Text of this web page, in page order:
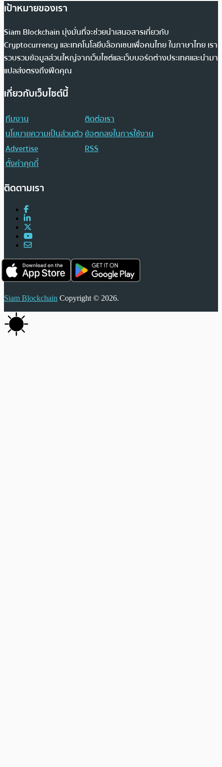
เป้าหมายของเรา
Siam Blockchain มุ่งมั่นที่จะช่วยนำเสนอสารเกี่ยวกับ
Cryptocurrency และเทคโนโลยีบล็อกเชนเพื่อคนไทย ในภาษาไทย เรา
รวบรวมข้อมูลส่วนใหญ่จากเว็บไซต์และเว็บบอร์ดต่างประเทศและนำมา
แปลส่งตรงถึงฟีดคุณ
เกี่ยวกับเว็บไซต์นี้
ทีมงาน
ติดต่อเรา
นโยบายความเป็นส่วนตัวข้อตกลงในการใช้งาน
Advertise
RSS
ตั้งค่าคุกกี้
ติดตามเรา
Siam Blockchain Copyright © 2026.